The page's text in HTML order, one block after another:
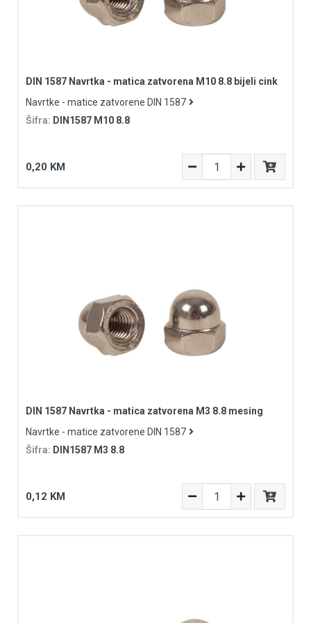
DIN 1587 Navrtka - matica zatvorena M10 8.8 bijeli cink
Navrtke - matice zatvorene DIN 1587
Šifra: DIN1587 M10 8.8
0,20 KM
DIN 1587 Navrtka - matica zatvorena M3 8.8 mesing
Navrtke - matice zatvorene DIN 1587
Šifra: DIN1587 M3 8.8
0,12 KM